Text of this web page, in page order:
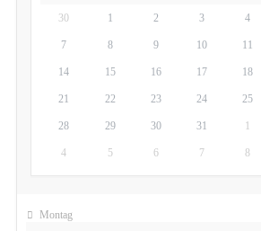
30 1 2 3 4
7 8 9 10 11
14 15 16 17 18
21 22 23 24 25
28 29 30 31 1
4 5 6 7 8
Montag